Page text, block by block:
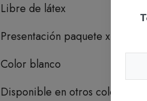
Libre de látex
Presentación paquete x 100
Color blanco
Disponible en otros colores